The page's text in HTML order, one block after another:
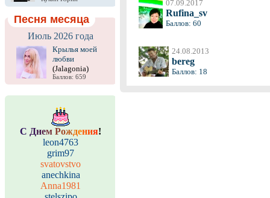
Песня месяца
Июль 2026 года
Крылья моей
любви
(Jalagonia)
Баллов: 659
С Днем Рождения!
leon4763
grim97
svatovstvo
anechkina
Anna1981
07.09.2017
Rufina_sv
Баллов: 60
24.08.2013
bereg
Баллов: 18